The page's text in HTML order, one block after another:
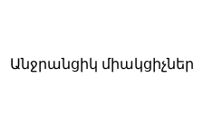
Անջրանցիկ միակցիչներ